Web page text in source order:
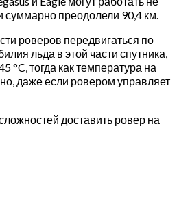
преодолели 90,4 км.
роверов передвигаться по
льда в этой части спутника,
°C, тогда как температура на
даже если ровером управляет
доставить ровер на